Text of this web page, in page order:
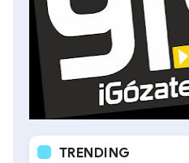
TRENDING